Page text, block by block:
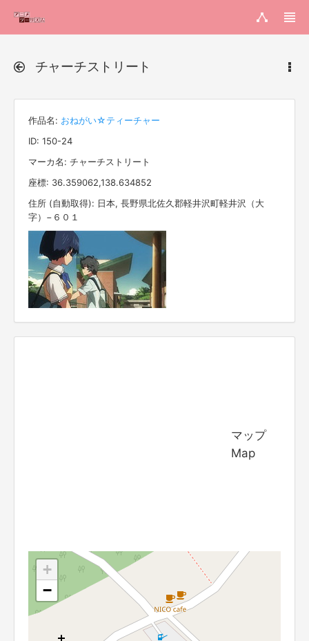
チャーチストリート
作品名: おねがい☆ティーチャー
ID: 150-24
マーカ名: チャーチストリート
座標: 36.359062,138.634852
住所 (自動取得): 日本, 長野県北佐久郡軽井沢町軽井沢（大
字）−６０１
マップ
Map
+
−